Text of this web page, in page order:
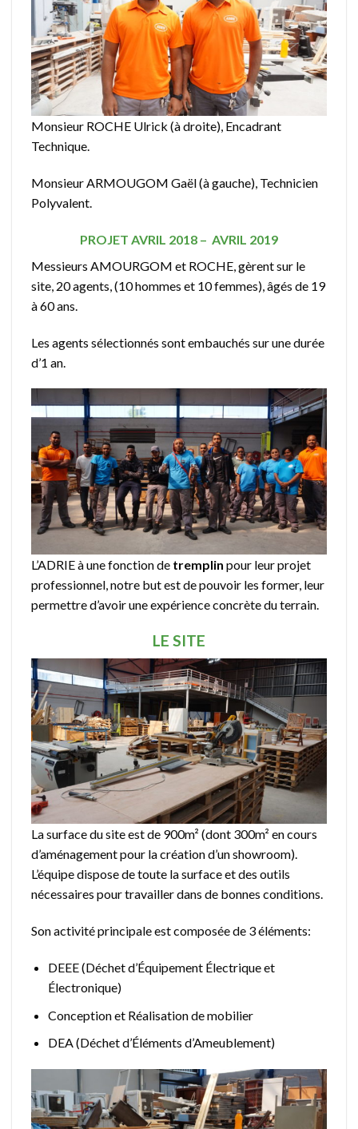
Monsieur ROCHE Ulrick (à droite), Encadrant
Technique.
Monsieur ARMOUGOM Gaël (à gauche), Technicien
Polyvalent.
PROJET AVRIL 2018 – AVRIL 2019
Messieurs AMOURGOM et ROCHE, gèrent sur le
site, 20 agents, (10 hommes et 10 femmes), âgés de 19
à 60 ans.
Les agents sélectionnés sont embauchés sur une durée
d’1 an.
L’ADRIE à une fonction de tremplin pour leur projet
professionnel, notre but est de pouvoir les former, leur
permettre d’avoir une expérience concrète du terrain.
LE SITE
La surface du site est de 900m² (dont 300m² en cours
d’aménagement pour la création d’un showroom).
L’équipe dispose de toute la surface et des outils
nécessaires pour travailler dans de bonnes conditions.
Son activité principale est composée de 3 éléments:
DEEE (Déchet d’Équipement Électrique et
Électronique)
Conception et Réalisation de mobilier
DEA (Déchet d’Éléments d’Ameublement)